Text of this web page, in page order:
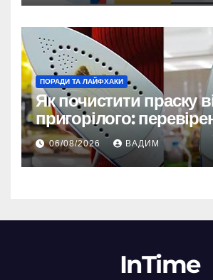
ПОРАДИ ТА ЛАЙФХАКИ
Як почистити праску
пригорілого:
06/08/2026 ВАДИМ
InTime